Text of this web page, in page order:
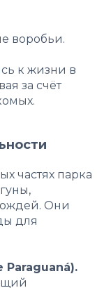
воробьи.
к жизни в
за счёт
частях парка
Они
для
Paraguaná).